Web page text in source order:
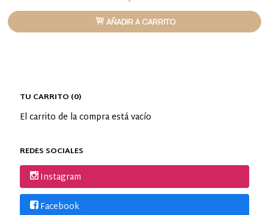
TU CARRITO (0)
El carrito de la compra está vacío
REDES SOCIALES
Instagram
Facebook
AÑADIR A CARRITO